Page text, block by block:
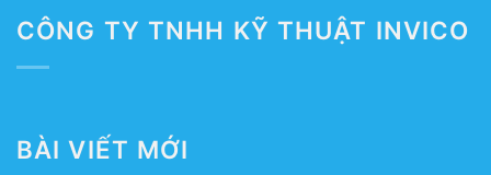
CÔNG TY TNHH KỸ THUẬT INVICO
BÀI VIẾT MỚI